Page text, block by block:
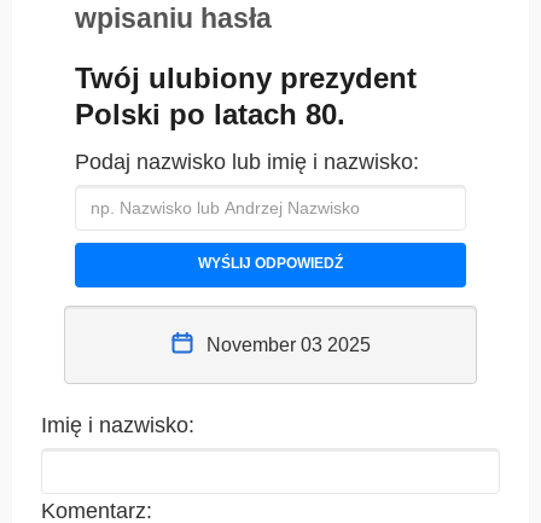
wpisaniu hasła
Twój ulubiony prezydent
Polski po latach 80.
Podaj nazwisko lub imię i nazwisko:
WYŚLIJ ODPOWIEDŹ
November 03 2025
Imię i nazwisko:
Komentarz: